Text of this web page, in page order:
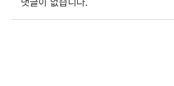
댓글이 없습니다.